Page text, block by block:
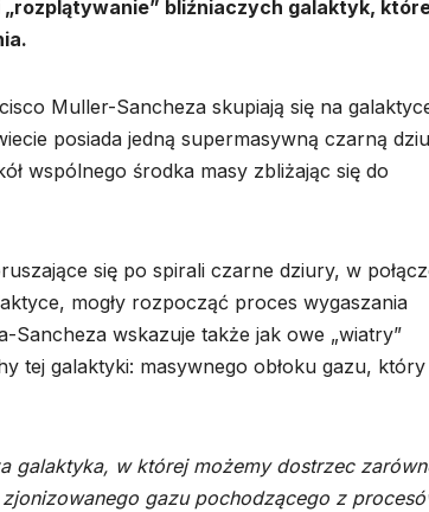
bliźniaczych galaktyk,
Muller-Sancheza skupiają się na
posiada jedną supermasywną czarną
wspólnego środka masy zbliżając się do
się po spirali czarne dziury, w
mogły rozpocząć proces wygaszania
wskazuje także jak owe „wiatry”
tej galaktyki: masywnego obłoku gazu, który
galaktyka, w której możemy dostrzec
gazu pochodzącego z